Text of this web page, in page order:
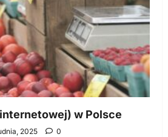
w Polsce
2025 0